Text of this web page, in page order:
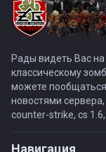
Рады видеть Вас
классическому
можете пообщаться
новостями сервера,
counter-strike, cs
Навигация